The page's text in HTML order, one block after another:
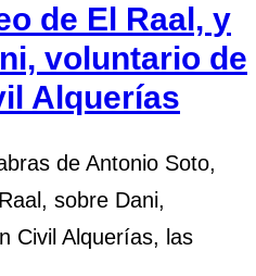
de El Raal, y
voluntario de
Alquerías
de Antonio Soto,
sobre Dani,
Civil Alquerías, las